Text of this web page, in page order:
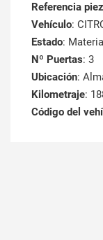
Referencia
Vehículo:
Estado:
Nº Puertas: 3
Ubicación:
Kilometraje:
Código del